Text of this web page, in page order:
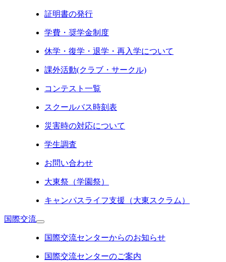
証明書の発行
学費・奨学金制度
休学・復学・退学・再入学について
課外活動(クラブ・サークル)
コンテスト一覧
スクールバス時刻表
災害時の対応について
学生調査
お問い合わせ
大東祭（学園祭）
キャンパスライフ支援（大東スクラム）
国際交流
国際交流センターからのお知らせ
国際交流センターのご案内